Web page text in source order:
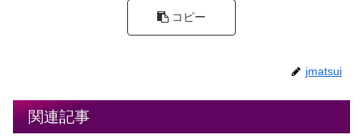
コピー
jmatsui
関連記事